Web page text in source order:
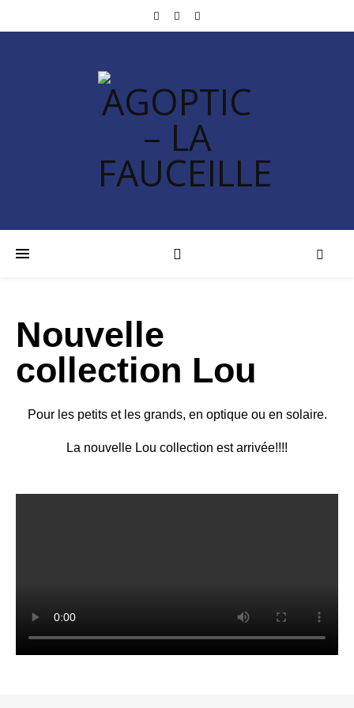
Nouvelle
collection Lou
Pour les petits et les grands, en optique ou en solaire.
La nouvelle Lou collection est arrivée!!!!